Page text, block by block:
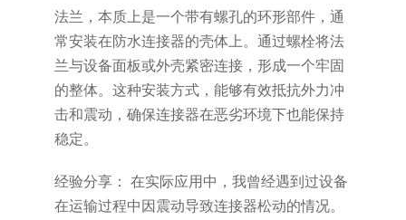
法兰，本质上是一个带有螺孔的环形部件，通
常安装在防水连接器的壳体上。通过螺栓将法
兰与设备面板或外壳紧密连接，形成一个牢固
的整体。这种安装方式，能够有效抵抗外力冲
击和震动，确保连接器在恶劣环境下也能保持
稳定。
经验分享： 在实际应用中，我曾经遇到过设备
在运输过程中因震动导致连接器松动的情况。